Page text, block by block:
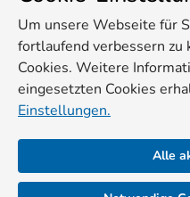
Um unsere Webseite für
fortlaufend verbessern zu
Cookies. Weitere
eingesetzten Cookies
Einstellungen.
Alle